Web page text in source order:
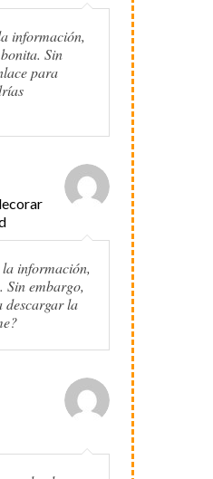
información,
Sin
para
información,
Sin embargo,
descargar la